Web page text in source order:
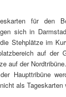
für den
sich in
Stehplätze im
auf der
auf der Nordtribüne.
Haupttribüne
als Tageskarten